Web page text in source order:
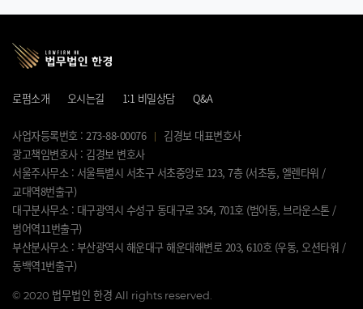
로펌소개 오시는길 1:1 비밀상담 Q&A
사업자등록번호 : 273-88-00076
김경보 대표변호사
광고책임변호사 : 김경보 변호사
서울주사무소 : 서울특별시 서초구 서초중앙로 123, 7층 (서초동, 엘렌타워 /
교대역8번출구)
대구분사무소 : 대구광역시 수성구 동대구로 354, 701호 (범어동, 브라운스톤 /
범어역11번출구)
부산분사무소 : 부산광역시 해운대구 해운대해변로 203, 610호 (우동, 오션타워 /
동백역1번출구)
© 2020 법무법인 한경 All rights reserved.